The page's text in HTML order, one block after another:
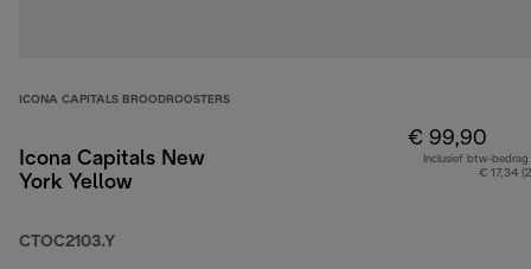
ICONA CAPITALS BROODROOSTERS
Icona Capitals New
York Yellow
CTOC2103.Y
€ 99,90
Inclusief btw-bedrag
€ 17,34